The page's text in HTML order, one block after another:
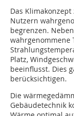
Das
Nutzern
begrenzen.
wahrgenommene
Platz,
beeinflusst. Dies
berücksichtigen.
Die
Gebäudetechnik